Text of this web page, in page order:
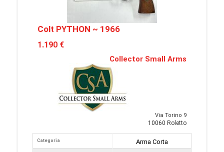
Colt PYTHON ~ 1966
1.190 €
Collector Small Arms
Via Torino 9
10060 Roletto
Categoria
Arma Corta